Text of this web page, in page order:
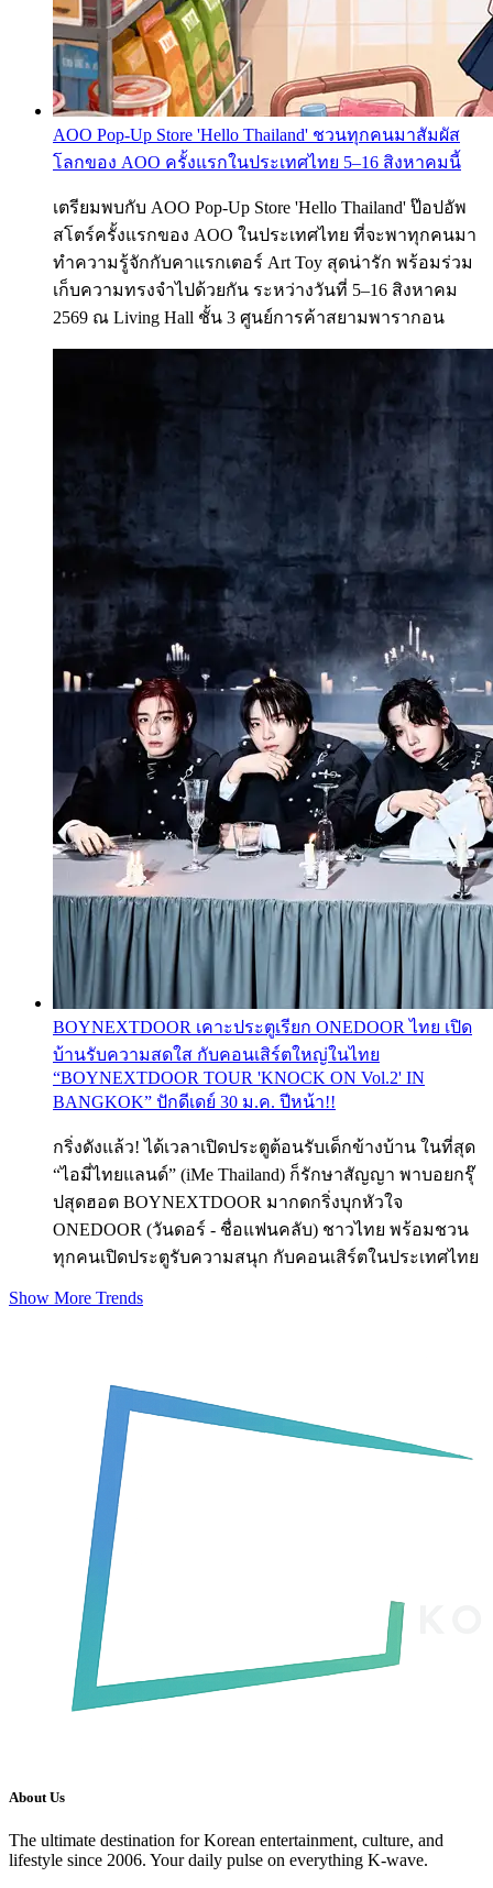
AOO Pop-Up Store 'Hello Thailand' ชวนทุกคนมาสัมผัส
โลกของ AOO ครั้งแรกในประเทศไทย 5–16 สิงหาคมนี้
เตรียมพบกับ AOO Pop-Up Store 'Hello Thailand' ป๊อปอัพ
สโตร์ครั้งแรกของ AOO ในประเทศไทย ที่จะพาทุกคนมา
ทำความรู้จักกับคาแรกเตอร์ Art Toy สุดน่ารัก พร้อมร่วม
เก็บความทรงจำไปด้วยกัน ระหว่างวันที่ 5–16 สิงหาคม
2569 ณ Living Hall ชั้น 3 ศูนย์การค้าสยามพารากอน
BOYNEXTDOOR เคาะประตูเรียก ONEDOOR ไทย เปิด
บ้านรับความสดใส กับคอนเสิร์ตใหญ่ในไทย
“BOYNEXTDOOR TOUR 'KNOCK ON Vol.2' IN
BANGKOK” ปักดีเดย์ 30 ม.ค. ปีหน้า!!
กริ่งดังแล้ว! ได้เวลาเปิดประตูต้อนรับเด็กข้างบ้าน ในที่สุด
“ไอมี่ไทยแลนด์” (iMe Thailand) ก็รักษาสัญญา พาบอยกรุ๊
ปสุดฮอต BOYNEXTDOOR มากดกริ่งบุกหัวใจ
ONEDOOR (วันดอร์ - ชื่อแฟนคลับ) ชาวไทย พร้อมชวน
ทุกคนเปิดประตูรับความสนุก กับคอนเสิร์ตในประเทศไทย
Show More Trends
About Us
The ultimate destination for Korean entertainment, culture, and
lifestyle since 2006. Your daily pulse on everything K-wave.